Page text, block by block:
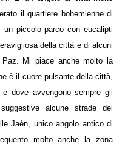
il quartiere bohemienne di
piccolo parco con eucalipti
della città e di alcuni
Mi piace anche molto la
è il cuore pulsante della città,
dove avvengono sempre gli
alcune strade del
Jaèn, unico angolo antico di
molto anche la zona